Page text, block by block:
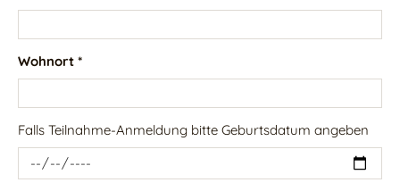
Wohnort *
Falls Teilnahme-Anmeldung bitte Geburtsdatum angeben